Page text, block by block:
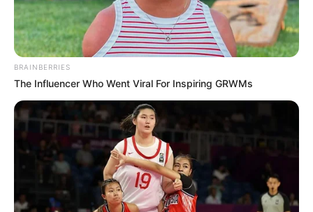
BRAINBERRIES
The Influencer Who Went Viral For Inspiring GRWMs